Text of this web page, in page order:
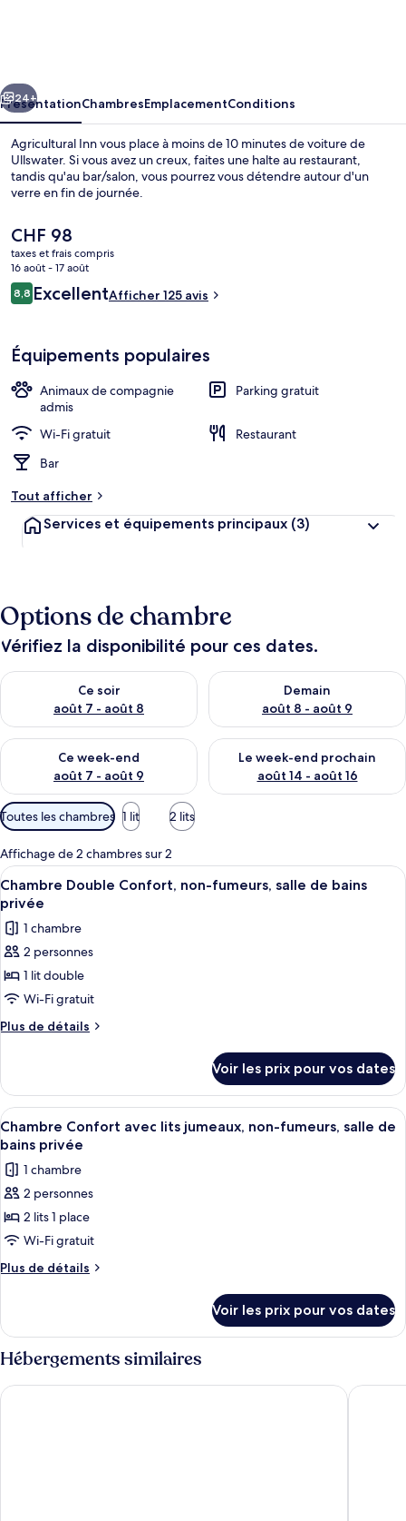
Façade de l’hébergement
Suivant
24+
PrésentationChambresEmplacementConditions
Agricultural Inn vous place à moins de 10 minutes de voiture de
Ullswater. Si vous avez un creux, faites une halte au restaurant,
tandis qu'au bar/salon, vous pourrez vous détendre autour d'un
verre en fin de journée.
Le
prix
actuel
est
de
CHF 98
taxes et frais compris
16 août - 17 août
Avis
voyageurs
8,88,8 sur 10
ExcellentAfficher 125 avis
Équipements populaires
Animaux de compagnie
admis
Parking gratuit
Wi-Fi gratuit
Restaurant
Bar
Tout afficher
Services et équipements principaux (3)
Options de chambre
Vérifiez la disponibilité pour ces dates.
Ce soir
août 7 - août 8
Vérifier la disponibilité pour ce soir août 7 - août 8
Demain
août 8 - août 9
Vérifier la disponibilité pour
Ce week-end
août 7 - août 9
Vérifier la disponibilité pour ce week-end août 7 - août 9
Le week-end prochain
août 14 - août 16
Vérifier la disponibilité pour
Filtres
disponibles
pour
les
chambres
Toutes les chambres 1 lit 2 lits
Affichage de 2 chambres sur 2
Afficher
toutes
les
photos
pour
ce
type
de
Double
Confort,
non-
fumeurs,
salle
de
bains
privée
Un lit bien fait, avec du linge de lit
6
Chambre Double Confort, non-fumeurs, salle de bains
privée
1 chambre
2 personnes
1 lit double
Wi-Fi gratuit
Plus de détails
Plus
le
type
de
chambre
Chambre
Double
Confort,
fumeurs,
salle
bains
Voir les prix pour vos dates
Afficher
toutes
les
photos
pour
ce
type
de
Confort
avec
lits
jumeaux,
Une chambre d’hôtel avec deux
5
Chambre Confort avec lits jumeaux, non-fumeurs, salle de
bains privée
1 chambre
2 personnes
2 lits 1 place
Wi-Fi gratuit
Plus de détails
Plus
le
type
de
chambre
Chambre
Voir les prix pour vos dates
Hébergements similaires
Shap Wells Hotel The